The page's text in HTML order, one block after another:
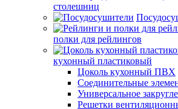
столешниц
полки для рейлингов
кухонный пластиковый
Цоколь кухонный ПВХ
Соединительные
Универсальное
Решетки